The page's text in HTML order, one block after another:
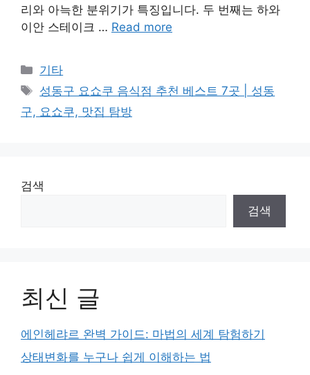
리와 아늑한 분위기가 특징입니다. 두 번째는 하와
이안 스테이크 … Read more
Categories
기타
Tags
성동구 요쇼쿠 음식점 추천 베스트 7곳 | 성동
구, 요쇼쿠, 맛집 탐방
검색
검색
최신 글
에인헤랴르 완벽 가이드: 마법의 세계 탐험하기
상태변화를 누구나 쉽게 이해하는 법